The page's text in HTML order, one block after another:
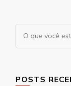
Procurando
algo?
POSTS